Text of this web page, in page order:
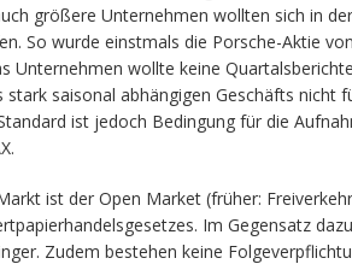
größere Unternehmen wollten sich in
So wurde einstmals die Porsche-Aktie
Unternehmen wollte keine
saisonal abhängigen Geschäfts nicht
ist jedoch Bedingung für die
ist der Open Market (früher:
Im Gegensatz
Zudem bestehen keine